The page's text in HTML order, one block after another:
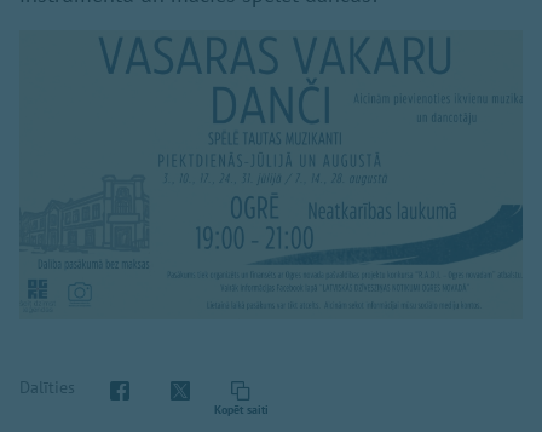
Dalīties
Kopēt saiti